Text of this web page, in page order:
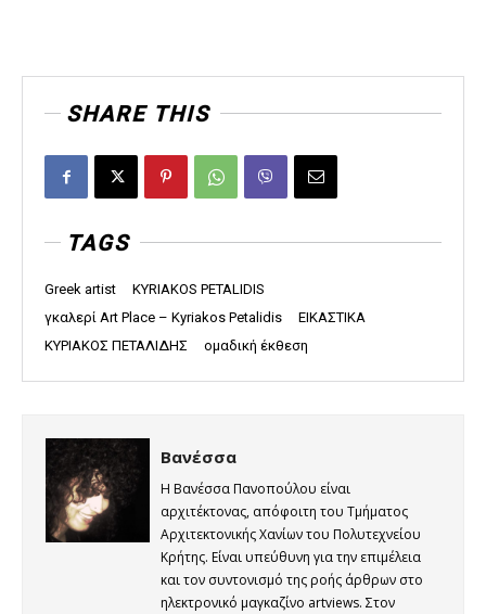
SHARE THIS
TAGS
Greek artist
KYRIAKOS PETALIDIS
γκαλερί Art Place – Kyriakos Petalidis
ΕΙΚΑΣΤΙΚΑ
ΚΥΡΙΑΚΟΣ ΠΕΤΑΛΙΔΗΣ
ομαδική έκθεση
Βανέσσα
Η Βανέσσα Πανοπούλου είναι
αρχιτέκτονας, απόφοιτη του Τμήματος
Αρχιτεκτονικής Χανίων του Πολυτεχνείου
Κρήτης. Είναι υπεύθυνη για την επιμέλεια
και τον συντονισμό της ροής άρθρων στο
ηλεκτρονικό μαγκαζίνο artviews. Στον